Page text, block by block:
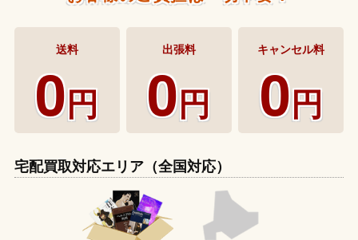
送料
0円
出張料
0円
キャンセル料
0円
宅配買取対応エリア（全国対応）